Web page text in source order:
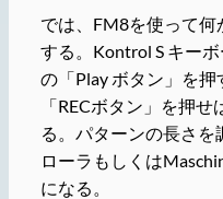
では、FM8を使って何
する。Kontrol S キー
の「Play ボタン」を押
「RECボタン」を押
る。パターンの長さを
ローラもしくは
になる。